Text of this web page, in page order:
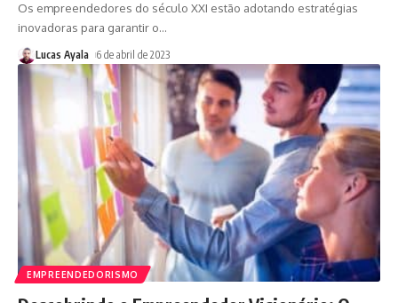
Os empreendedores do século XXI estão adotando estratégias
inovadoras para garantir o…
Lucas Ayala 6 de abril de 2023
EMPREENDEDORISMO